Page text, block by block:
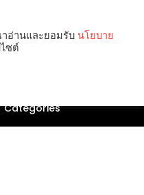
Categories
าอ่านและยอมรับ นโยบาย
ซต์